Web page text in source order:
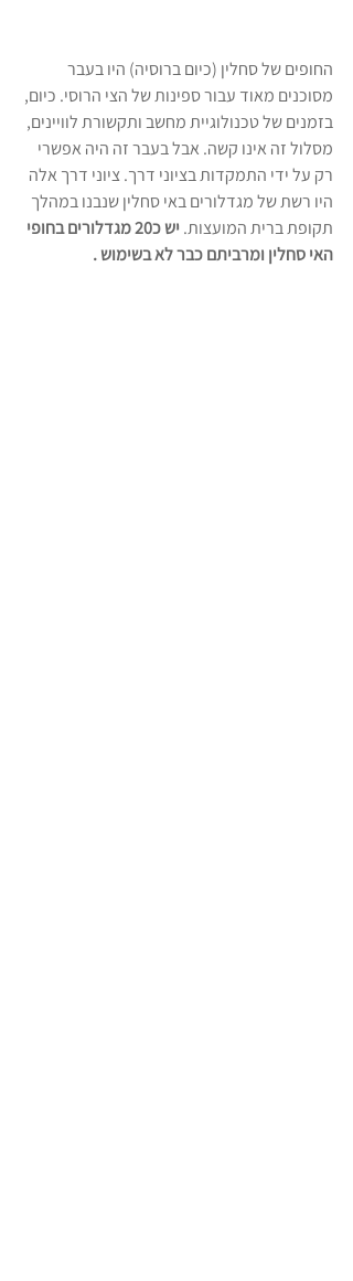
החופים של סחלין (כיום ברוסיה) היו בעבר
מסוכנים מאוד עבור ספינות של הצי הרוסי. כיום,
בזמנים של טכנולוגיית מחשב ותקשורת לוויינים,
מסלול זה אינו קשה. אבל בעבר זה היה אפשרי
רק על ידי התמקדות בציוני דרך. ציוני דרך אלה
היו רשת של מגדלורים באי סחלין שנבנו במהלך
תקופת ברית המועצות.
יש כ20 מגדלורים בחופי
האי סחלין ומרביתם כבר לא בשימוש .